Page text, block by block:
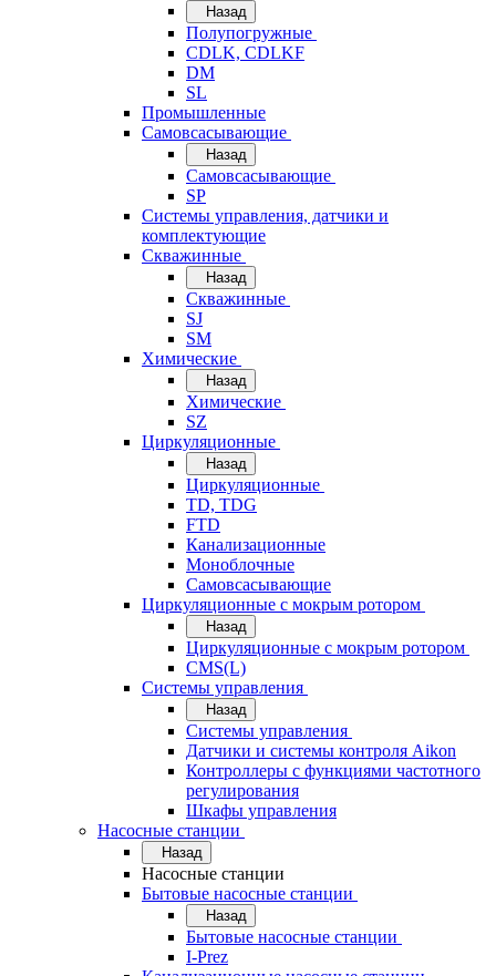
Назад
Полупогружные
CDLK, CDLKF
DM
SL
Промышленные
Самовсасывающие
Назад
Самовсасывающие
SP
Системы управления, датчики и
комплектующие
Скважинные
Назад
Скважинные
SJ
SM
Химические
Назад
Химические
SZ
Циркуляционные
Назад
Циркуляционные
TD, TDG
FTD
Канализационные
Моноблочные
Самовсасывающие
Циркуляционные с мокрым ротором
Назад
Циркуляционные с мокрым ротором
CMS(L)
Системы управления
Назад
Системы управления
Датчики и системы контроля Aikon
Контроллеры с функциями частотного
регулирования
Шкафы управления
Насосные станции
Назад
Насосные станции
Бытовые насосные станции
Назад
Бытовые насосные станции
I-Prez